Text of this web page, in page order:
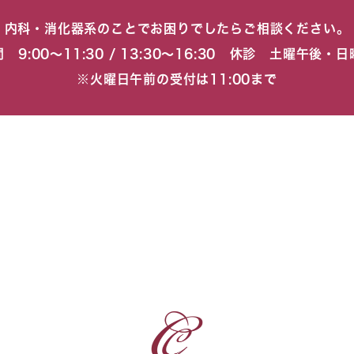
内科・消化器系のことでお困りでしたらご相談ください。
9:00〜11:30 / 13:30〜16:30 休診 土曜午後・日
※火曜日午前の受付は11:00まで